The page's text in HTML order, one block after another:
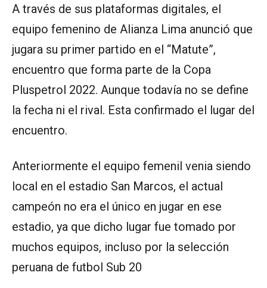
A través de sus plataformas digitales, el
equipo femenino de Alianza Lima anunció que
jugara su primer partido en el “Matute”,
encuentro que forma parte de la Copa
Pluspetrol 2022. Aunque todavía no se define
la fecha ni el rival. Esta confirmado el lugar del
encuentro.
Anteriormente el equipo femenil venia siendo
local en el estadio San Marcos, el actual
campeón no era el único en jugar en ese
estadio, ya que dicho lugar fue tomado por
muchos equipos, incluso por la selección
peruana de futbol Sub 20